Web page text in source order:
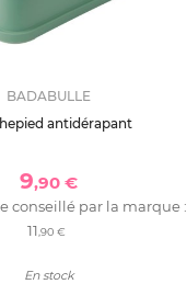
BADABULLE
antidérapant
9,90 €
conseillé par la marque :
11 ,90 €
En stock